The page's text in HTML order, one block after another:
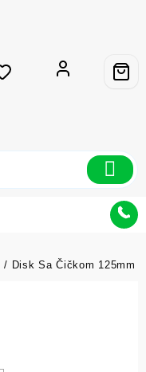
/ Disk Sa Čičkom 125mm